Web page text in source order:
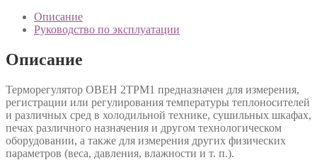
Описание
Руководство по эксплуатации
Описание
Терморегулятор ОВЕН 2ТРМ1 предназначен для измерения,
регистрации или регулирования температуры теплоносителей
и различных сред в холодильной технике, сушильных шкафах,
печах различного назначения и другом технологическом
оборудовании, а также для измерения других физических
параметров (веса, давления, влажности и т. п.).